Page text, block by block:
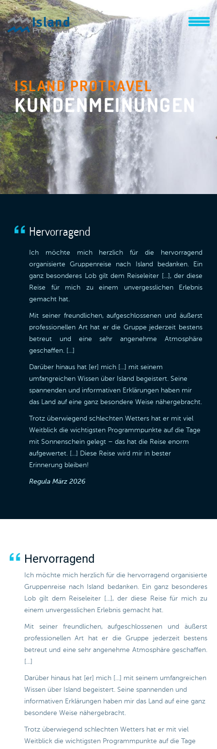
ISLAND PROTRAVEL
KUNDENMEINUNGEN
Hervorragend
Ich möchte mich herzlich für die hervorragend
organisierte Gruppenreise nach Island bedanken. Ein
ganz besonderes Lob gilt dem Reiseleiter [...], der diese
Reise für mich zu einem unvergesslichen Erlebnis
gemacht hat.
Mit seiner freundlichen, aufgeschlossenen und äußerst
professionellen Art hat er die Gruppe jederzeit bestens
betreut und eine sehr angenehme Atmosphäre
geschaffen. [...]
Darüber hinaus hat [er] mich [...] mit seinem
umfangreichen Wissen über Island begeistert. Seine
spannenden und informativen Erklärungen haben mir
das Land auf eine ganz besondere Weise nähergebracht.
Trotz überwiegend schlechten Wetters hat er mit viel
Weitblick die wichtigsten Programmpunkte auf die Tage
mit Sonnenschein gelegt – das hat die Reise enorm
aufgewertet. [...] Diese Reise wird mir in bester
Erinnerung bleiben!
Regula März 2026
Hervorragend
Ich möchte mich herzlich für die hervorragend organisierte
Gruppenreise nach Island bedanken. Ein ganz besonderes
Lob gilt dem Reiseleiter [...], der diese Reise für mich zu
einem unvergesslichen Erlebnis gemacht hat.
Mit seiner freundlichen, aufgeschlossenen und äußerst
professionellen Art hat er die Gruppe jederzeit bestens
betreut und eine sehr angenehme Atmosphäre geschaffen.
[...]
Darüber hinaus hat [er] mich [...] mit seinem umfangreichen
Wissen über Island begeistert. Seine spannenden und
informativen Erklärungen haben mir das Land auf eine ganz
besondere Weise nähergebracht.
Trotz überwiegend schlechten Wetters hat er mit viel
Weitblick die wichtigsten Programmpunkte auf die Tage